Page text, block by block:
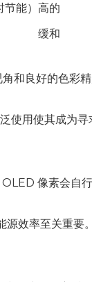
能） 高的
缓和
角和良好的色彩
使用使其成为
像素会自
效率至关重